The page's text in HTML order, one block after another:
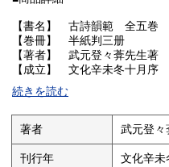
【書名】 古詩韻範 全五巻
【巻冊】 半紙判三册
【著者】 武元登々葊先生著
【成立】 文化辛未冬十月序
★ 山陽外史／賴襄序
続きを読む
著者 武元登々
刊行年 文化辛未